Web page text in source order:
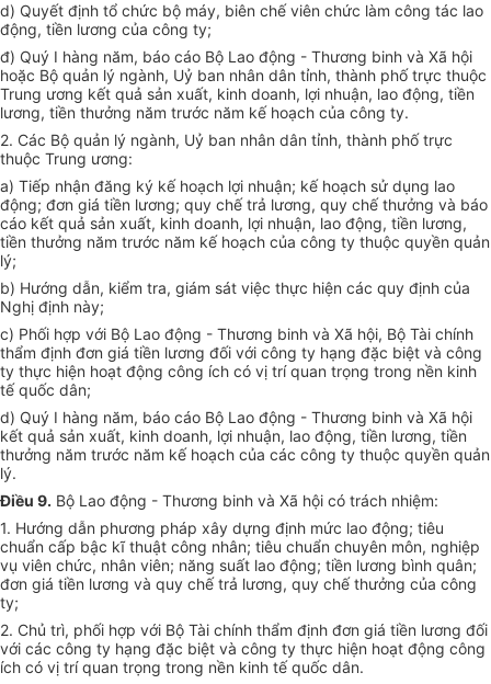
d) Quyết định tổ chức bộ máy, biên chế viên chức làm công tác lao
động, tiền lương của công ty;
đ) Quý I hàng năm, báo cáo Bộ Lao động - Thương binh và Xã hội
hoặc Bộ quản lý ngành, Uỷ ban nhân dân tỉnh, thành phố trực thuộc
Trung ương kết quả sản xuất, kinh doanh, lợi nhuận, lao động, tiền
lương, tiền thưởng năm trước năm kế hoạch của công ty.
2. Các Bộ quản lý ngành, Uỷ ban nhân dân tỉnh, thành phố trực
thuộc Trung ương:
a) Tiếp nhận đăng ký kế hoạch lợi nhuận; kế hoạch sử dụng lao
động; đơn giá tiền lương; quy chế trả lương, quy chế thưởng và báo
cáo kết quả sản xuất, kinh doanh, lợi nhuận, lao động, tiền lương,
tiền thưởng năm trước năm kế hoạch của công ty thuộc quyền quản
lý;
b) Hướng dẫn, kiểm tra, giám sát việc thực hiện các quy định của
Nghị định này;
c) Phối hợp với Bộ Lao động - Thương binh và Xã hội, Bộ Tài chính
thẩm định đơn giá tiền lương đối với công ty hạng đặc biệt và công
ty thực hiện hoạt động công ích có vị trí quan trọng trong nền kinh
tế quốc dân;
d) Quý I hàng năm, báo cáo Bộ Lao động - Thương binh và Xã hội
kết quả sản xuất, kinh doanh, lợi nhuận, lao động, tiền lương, tiền
thưởng năm trước năm kế hoạch của các công ty thuộc quyền quản
lý.
Điều 9. Bộ Lao động - Thương binh và Xã hội có trách nhiệm:
1. Hướng dẫn phương pháp xây dựng định mức lao động; tiêu
chuẩn cấp bậc kĩ thuật công nhân; tiêu chuẩn chuyên môn, nghiệp
vụ viên chức, nhân viên; năng suất lao động; tiền lương bình quân;
đơn giá tiền lương và quy chế trả lương, quy chế thưởng của công
ty;
2. Chủ trì, phối hợp với Bộ Tài chính thẩm định đơn giá tiền lương đối
với các công ty hạng đặc biệt và công ty thực hiện hoạt động công
ích có vị trí quan trọng trong nền kinh tế quốc dân.